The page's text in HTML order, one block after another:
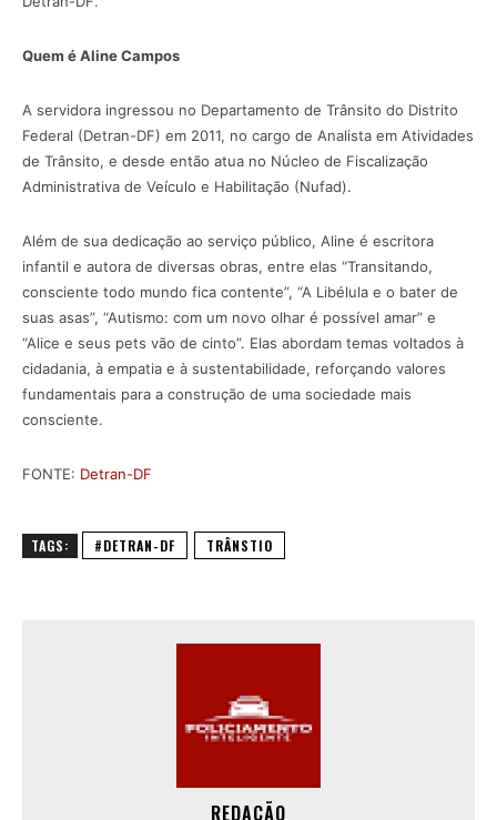
Quem é Aline Campos
A servidora ingressou no Departamento de Trânsito do Distrito
Federal (Detran-DF) em 2011, no cargo de Analista em Atividades
de Trânsito, e desde então atua no Núcleo de Fiscalização
Administrativa de Veículo e Habilitação (Nufad).
Além de sua dedicação ao serviço público, Aline é escritora
infantil e autora de diversas obras, entre elas “Transitando,
consciente todo mundo fica contente”, “A Libélula e o bater de
suas asas”, “Autismo: com um novo olhar é possível amar” e
“Alice e seus pets vão de cinto”. Elas abordam temas voltados à
cidadania, à empatia e à sustentabilidade, reforçando valores
fundamentais para a construção de uma sociedade mais
consciente.
FONTE: Detran-DF
TAGS: #DETRAN-DF TRÂNSTIO
REDAÇÃO